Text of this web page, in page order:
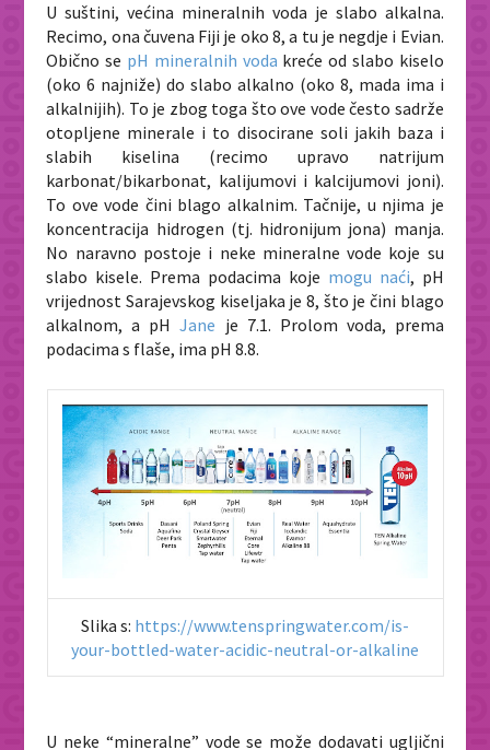
U suštini, većina mineralnih voda je slabo alkalna.
Recimo, ona čuvena Fiji je oko 8, a tu je negdje i Evian.
Obično se pH mineralnih voda kreće od slabo kiselo
(oko 6 najniže) do slabo alkalno (oko 8, mada ima i
alkalnijih). To je zbog toga što ove vode često sadrže
otopljene minerale i to disocirane soli jakih baza i
slabih kiselina (recimo upravo natrijum
karbonat/bikarbonat, kalijumovi i kalcijumovi joni).
To ove vode čini blago alkalnim. Tačnije, u njima je
koncentracija hidrogen (tj. hidronijum jona) manja.
No naravno postoje i neke mineralne vode koje su
slabo kisele. Prema podacima koje mogu naći, pH
vrijednost Sarajevskog kiseljaka je 8, što je čini blago
alkalnom, a pHJane je 7.1. Prolom voda, prema
podacima s flaše, ima pH 8.8.
Slika s: https://www.tenspringwater.com/is-
your-bottled-water-acidic-neutral-or-alkaline
U neke “mineralne” vode se može dodavati ugljični